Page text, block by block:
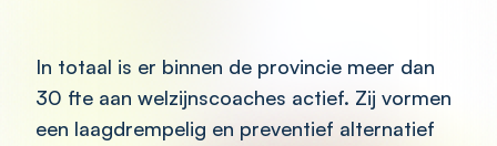
In totaal is er binnen de provincie meer dan
30 fte aan welzijnscoaches actief. Zij vormen
een laagdrempelig en preventief alternatief